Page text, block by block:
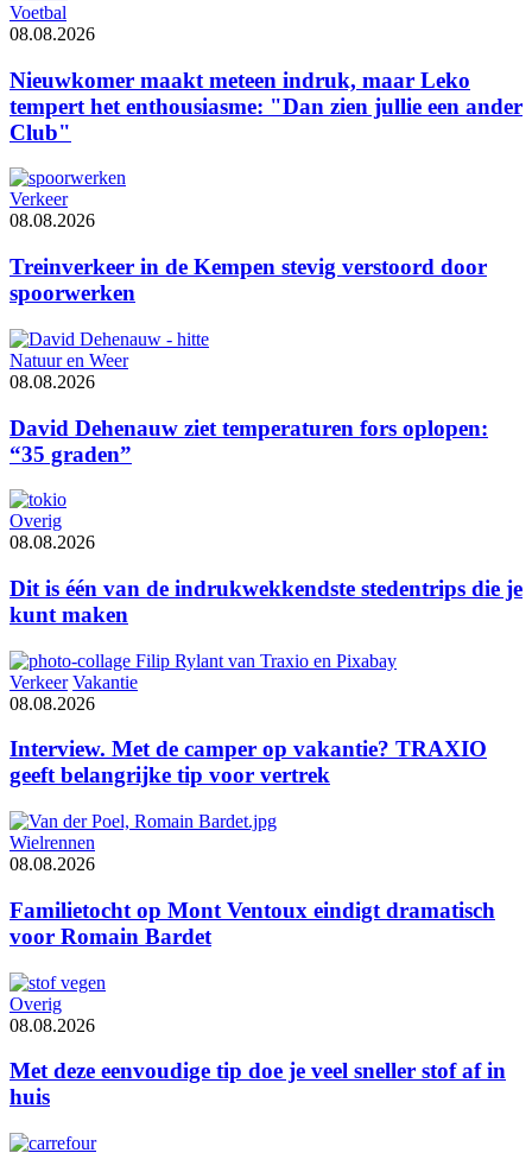
Voetbal
08.08.2026
Nieuwkomer maakt meteen indruk, maar Leko
tempert het enthousiasme: "Dan zien jullie een ander
Club"
Verkeer
08.08.2026
Treinverkeer in de Kempen stevig verstoord door
spoorwerken
Natuur en Weer
08.08.2026
David Dehenauw ziet temperaturen fors oplopen:
“35 graden”
Overig
08.08.2026
Dit is één van de indrukwekkendste stedentrips die je
kunt maken
Verkeer Vakantie
08.08.2026
Interview. Met de camper op vakantie? TRAXIO
geeft belangrijke tip voor vertrek
Wielrennen
08.08.2026
Familietocht op Mont Ventoux eindigt dramatisch
voor Romain Bardet
Overig
08.08.2026
Met deze eenvoudige tip doe je veel sneller stof af in
huis